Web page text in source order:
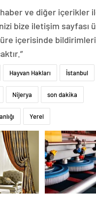
haber ve diğer içerikler
bize iletişim sayfası
içerisinde
Hayvan Hakları İstanbul
Nijerya son dakika
Yerel